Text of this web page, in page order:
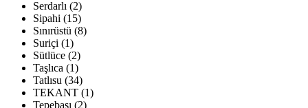
Serdarlı (2)
Sipahi (15)
Sınırüstü (8)
Suriçi (1)
Sütlüce (2)
Taşlıca (1)
Tatlısu (34)
TEKANT (1)
Tepebaşı (2)